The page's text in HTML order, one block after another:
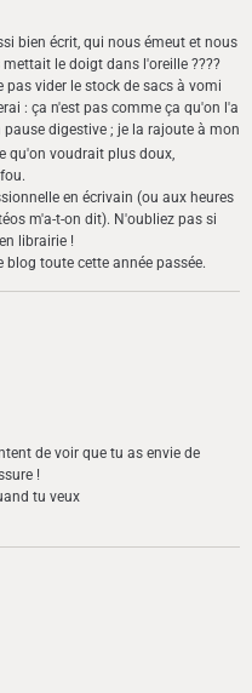
bien écrit, qui nous émeut et nous
le doigt dans l'oreille ????
vider le stock de sacs à vomi
: ça n'est pas comme ça qu'on l'a
digestive ; je la rajoute à mon
qu'on voudrait plus doux,
en écrivain (ou aux heures
m'a-t-on dit). N'oubliez pas si
librairie !
blog toute cette année passée.
de voir que tu as envie de
!
tu veux